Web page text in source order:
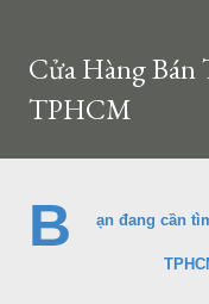
Cửa Hàng Bán
TPHCM
B ạn đang cần